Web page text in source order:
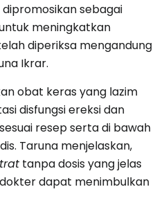
dipromosikan sebagai
meningkatkan
diperiksa mengandung
Ikrar.
obat keras yang lazim
disfungsi ereksi dan
resep serta di bawah
Taruna menjelaskan,
tanpa dosis yang jelas
dapat menimbulkan